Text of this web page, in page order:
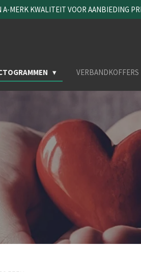
MERK KWALITEIT VOOR AANBIEDING
VERBANDKOFFERS